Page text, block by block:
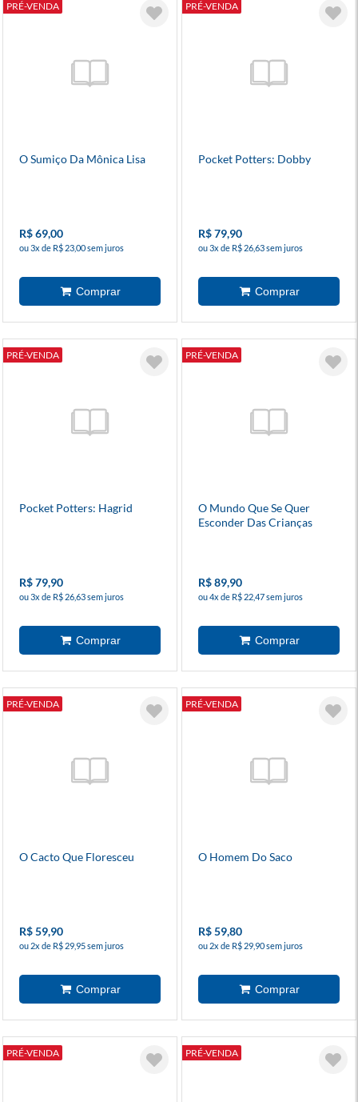
PRÉ-VENDA
O Sumiço Da Mônica Lisa
R$ 69,00
ou 3x de R$ 23,00 sem juros
PRÉ-VENDA
Pocket Potters: Dobby
R$ 79,90
ou 3x de R$ 26,63 sem juros
PRÉ-VENDA
Pocket Potters: Hagrid
R$ 79,90
ou 3x de R$ 26,63 sem juros
PRÉ-VENDA
O Mundo Que Se Quer
Esconder Das Crianças
R$ 89,90
ou 4x de R$ 22,47 sem juros
PRÉ-VENDA
O Cacto Que Floresceu
R$ 59,90
ou 2x de R$ 29,95 sem juros
PRÉ-VENDA
O Homem Do Saco
R$ 59,80
ou 2x de R$ 29,90 sem juros
PRÉ-VENDA PRÉ-VENDA